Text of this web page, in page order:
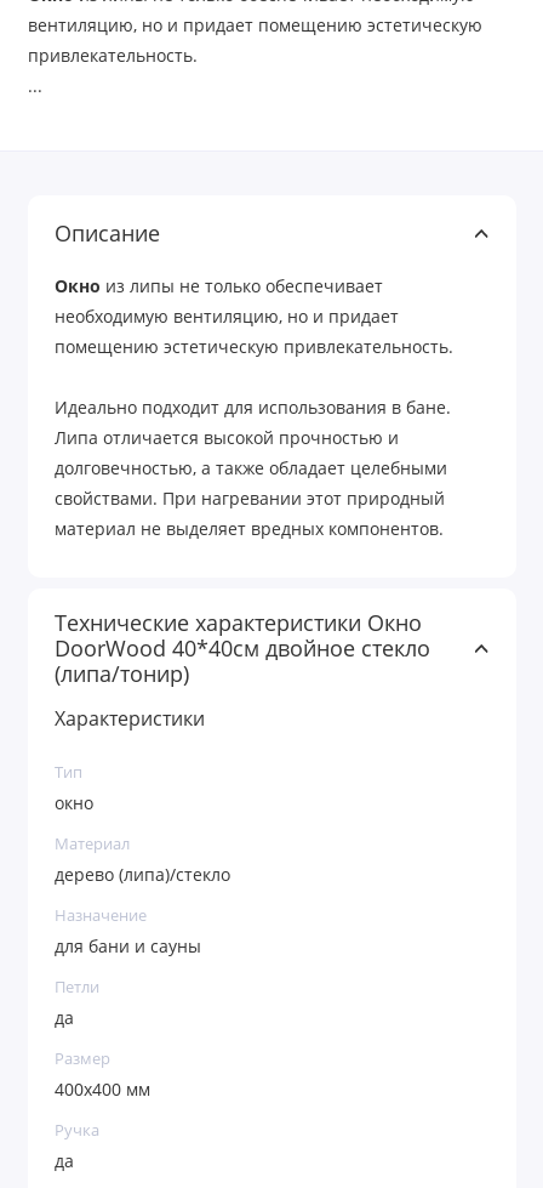
вентиляцию, но и придает помещению эстетическую
привлекательность.
...
Описание
Окно из липы не только обеспечивает
необходимую вентиляцию, но и придает
помещению эстетическую привлекательность.
Идеально подходит для использования в бане.
Липа отличается высокой прочностью и
долговечностью, а также обладает целебными
свойствами. При нагревании этот природный
материал не выделяет вредных компонентов.
Технические характеристики Окно
DoorWood 40*40см двойное стекло
(липа/тонир)
Характеристики
Тип
окно
Материал
дерево (липа)/стекло
Назначение
для бани и сауны
Петли
да
Размер
400х400 мм
Ручка
да